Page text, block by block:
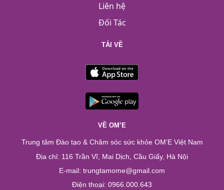
Liên hệ
Đối Tác
TẢI VỀ
VỀ OM’E
Trung tâm Đào tạo & Chăm sóc sức khỏe OM’E Việt Nam
Địa chỉ: 116 Trần Vĩ, Mai Dịch, Cầu Giấy, Hà Nội
E-mail: trungtamome@gmail.com
Điện thoại: 0966.000.643